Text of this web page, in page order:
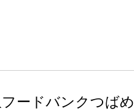
フードバンクつばめ